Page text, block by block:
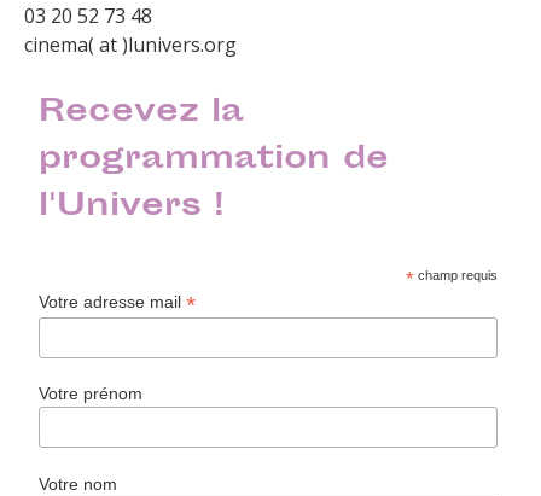
03 20 52 73 48
cinema( at )lunivers.org
Recevez la
programmation de
l'Univers !
* champ requis
Votre adresse mail*
Votre prénom
Votre nom